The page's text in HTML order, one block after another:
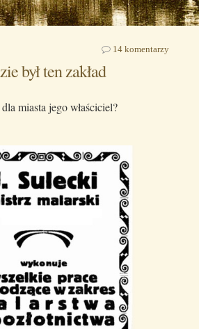
14 komentarzy
był ten zakład
miasta jego właściciel?